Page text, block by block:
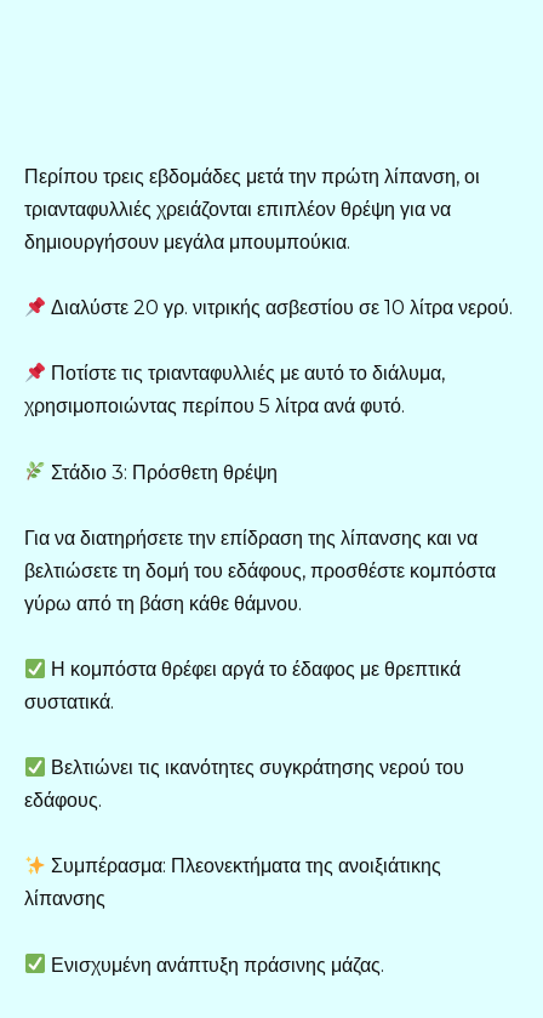
Περίπου τρεις εβδομάδες μετά την πρώτη λίπανση, οι
τριανταφυλλιές χρειάζονται επιπλέον θρέψη για να
δημιουργήσουν μεγάλα μπουμπούκια.
Διαλύστε 20 γρ. νιτρικής ασβεστίου σε 10 λίτρα νερού.
Ποτίστε τις τριανταφυλλιές με αυτό το διάλυμα,
χρησιμοποιώντας περίπου 5 λίτρα ανά φυτό.
Στάδιο 3: Πρόσθετη θρέψη
Για να διατηρήσετε την επίδραση της λίπανσης και να
βελτιώσετε τη δομή του εδάφους, προσθέστε κομπόστα
γύρω από τη βάση κάθε θάμνου.
Η κομπόστα θρέφει αργά το έδαφος με θρεπτικά
συστατικά.
Βελτιώνει τις ικανότητες συγκράτησης νερού του
εδάφους.
Συμπέρασμα: Πλεονεκτήματα της ανοιξιάτικης
λίπανσης
Ενισχυμένη ανάπτυξη πράσινης μάζας.